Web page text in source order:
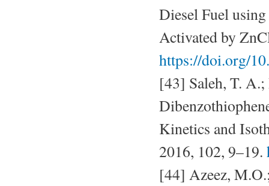
Diesel Fuel
Activated by
https://doi.org/
[43] Saleh, T.
Kinetics and
2016, 102, 9–19.
[44] Azeez,